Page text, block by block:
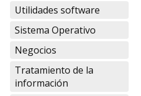
Utilidades software
Sistema Operativo
Negocios
Tratamiento de la
información